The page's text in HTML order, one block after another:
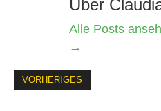
Über
Alle Posts
→
VORHERIGES